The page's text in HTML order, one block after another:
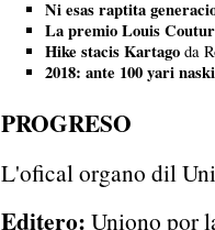
Ni esas raptita
La premio Louis
Hike stacis Kartagoda
2018: ante 100 yari
PROGRESO
L'ofical organo dil
Editero: Uniono por